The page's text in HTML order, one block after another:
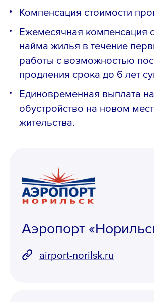
Компенсация стоимости
Ежемесячная компенсация
найма жилья в течение
работы с возможностью
продления срока до 6 лет
Единовременная выплата на
обустройство на новом
жительства.
Аэропорт
airport-norilsk.ru